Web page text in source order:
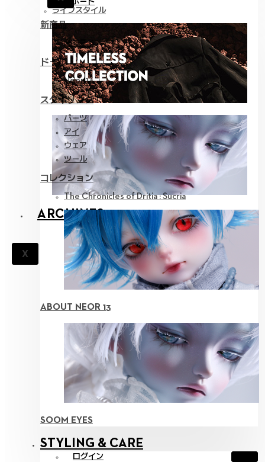
ライフスタイル
ARCHIVES
X
新商品
全て見る
ドール
Neor 13
スタイリング
パーツ
アイ
ウェア
ツール
コレクション
The Chronicles of Dritia : Sucria
ABOUT NEOR 13
SOOM EYES
STYLING & CARE
ログイン